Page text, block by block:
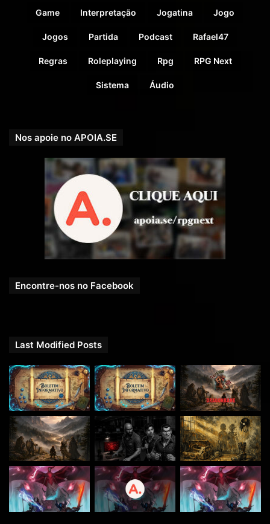
Nilson como Lone Phil
Edição de:
RPG Next.
Trailer:
BadLands – trailer – YouTube
Uma aventura no Velho Oeste Americano.
Indicações Fabulosas
Game Interpretação Jogatina Jogo
Jogos Partida Podcast Rafael47
Regras Roleplaying Rpg RPG Next
Sistema Áudio
Nos apoie no APOIA.SE
Encontre-nos no Facebook
Last Modified Posts